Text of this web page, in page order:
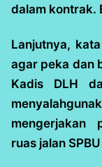
dalam kontrak.
Lanjutnya,
agar peka dan
Kadis DLH
mengerjakan
ruas jalan